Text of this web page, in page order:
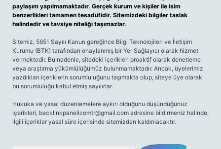
paylaşım yapılmamaktadır. Gerçek kurum ve kişiler ile isim
benzerlikleri tamamen tesadüfidir. Sitemizdeki bilgiler taslak
halindedir ve tavsiye niteliği taşımazlar.
Sitemiz, 5651 Sayılı Kanun gereğince Bilgi Teknolojileri ve İletişim
Kurumu (BTK) tarafından onaylanmış bir Yer Sağlayıcı olarak hizmet
vermektedir. Bu nedenle, sitedeki içerikleri proaktif olarak denetleme
veya araştırma yükümlülüğümüz bulunmamaktadır. Ancak, üyelerimiz
yazdıkları içeriklerin sorumluluğunu taşımakta olup, siteye üye olarak
bu sorumluluğu kabul etmiş sayılırlar.
Hukuka ve yasal düzenlemelere aykırı olduğunu düşündüğünüz
içerikleri, backlinkpanelicomtr@gmail.com adresine bildirmeniz halinde,
ilgili içerikler yasal süre içerisinde sitemizden kaldırılacaktır.